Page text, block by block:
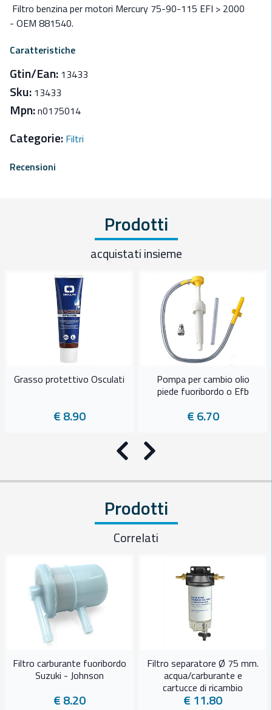
Filtro benzina per motori Mercury 75-90-115 EFI > 2000
- OEM 881540.
Caratteristiche
Gtin/Ean: 13433
Sku: 13433
Mpn:n0175014
Categorie: Filtri
Recensioni
Prodotti
acquistati insieme
Grasso protettivo Osculati
€ 8.90
Pompa per cambio olio
piede fuoribordo o Efb
€ 6.70
Precedente
Successivo
Prodotti
Correlati
Filtro carburante fuoribordo
Suzuki - Johnson
€ 8.20
Filtro separatore Ø 75 mm.
acqua/carburante e
cartucce di ricambio
€ 11.80